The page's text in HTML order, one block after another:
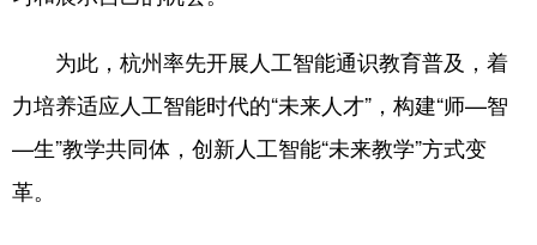
为此，杭州率先开展人工智能通识教育普及，着
力培养适应人工智能时代的“未来人才”，构建“师—智
—生”教学共同体，创新人工智能“未来教学”方式变
革。